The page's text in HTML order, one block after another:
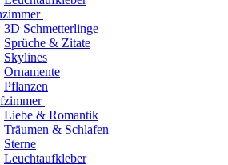
3D Schmetterlinge
Sprüche & Zitate
Skylines
Ornamente
Pflanzen
Liebe & Romantik
Träumen & Schlafen
Sterne
Leuchtaufkleber